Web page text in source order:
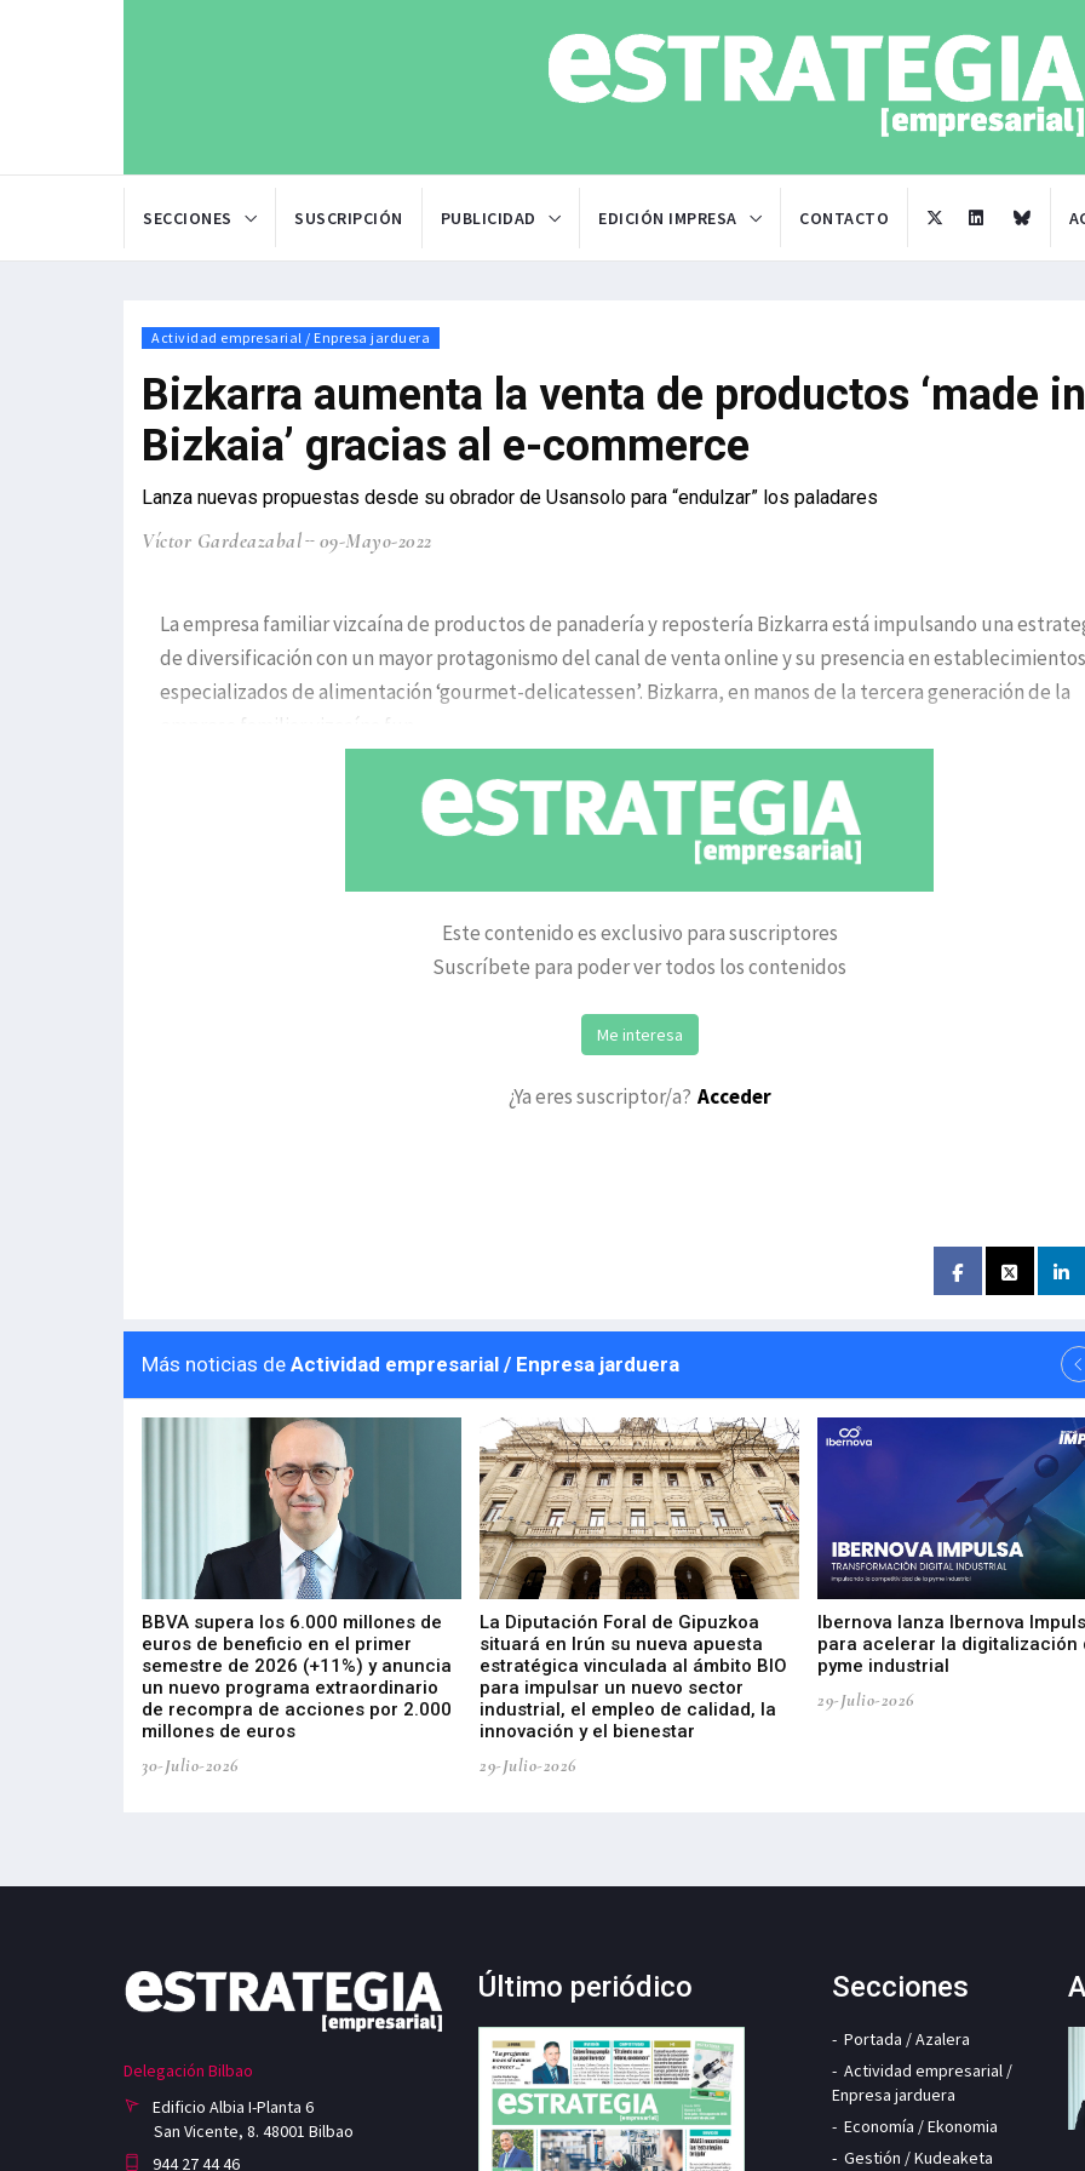
SECCIONES SUSCRIPCIÓN PUBLICIDAD EDICIÓN IMPRESA CONTACTO
Actividad empresarial / Enpresa jarduera
Bizkarra aumenta la venta de productos ‘made in
Bizkaia’ gracias al e-commerce
Lanza nuevas propuestas desde su obrador de Usansolo para “endulzar” los paladares
Víctor Gardeazabal 09-Mayo-2022
La empresa familiar vizcaína de productos de panadería y repostería Bizkarra está impulsando una
de diversificación con un mayor protagonismo del canal de venta online y su presencia en establecimientos
especializados de alimentación ‘gourmet-delicatessen’. Bizkarra, en manos de la tercera generación de la
empresa familiar vizcaína fun
Este contenido es exclusivo para suscriptores
Suscríbete para poder ver todos los contenidos
Me interesa
¿Ya eres suscriptor/a? Acceder
Más noticias de Actividad empresarial / Enpresa jarduera
BBVA supera los 6.000 millones de
euros de beneficio en el primer
semestre de 2026 (+11%) y anuncia
un nuevo programa extraordinario
de recompra de acciones por 2.000
millones de euros
30-Julio-2026
La Diputación Foral de Gipuzkoa
situará en Irún su nueva apuesta
estratégica vinculada al ámbito BIO
para impulsar un nuevo sector
industrial, el empleo de calidad, la
innovación y el bienestar
29-Julio-2026
Ibernova lanza Ibernova
para acelerar la digitalización
pyme industrial
29-Julio-2026
Delegación Bilbao
Edificio Albia I-Planta 6
San Vicente, 8. 48001 Bilbao
944 27 44 46
Último periódico Secciones
Portada / Azalera
Actividad empresarial /
Enpresa jarduera
Economía / Ekonomia
Gestión / Kudeaketa